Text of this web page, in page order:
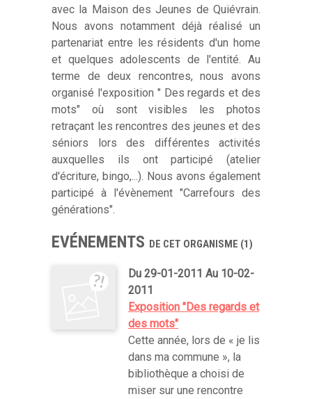
avec la Maison des Jeunes de Quiévrain.
Nous avons notamment déjà réalisé un
partenariat entre les résidents d'un home
et quelques adolescents de l'entité. Au
terme de deux rencontres, nous avons
organisé l'exposition " Des regards et des
mots" où sont visibles les photos
retraçant les rencontres des jeunes et des
séniors lors des différentes activités
auxquelles ils ont participé (atelier
d'écriture, bingo,...). Nous avons également
participé à l'évènement "Carrefours des
générations".
EVÉNEMENTS DE CET ORGANISME (1)
Du 29-01-2011 Au 10-02-
2011
Exposition "Des regards et
des mots"
Cette année, lors de « je lis
dans ma commune », la
bibliothèque a choisi de
miser sur une rencontre